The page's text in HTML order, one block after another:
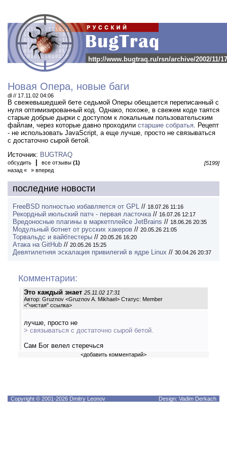
http://www.bugtraq.ru/rsn/archive/2002/11/
Новая Опера, новые баги
dl // 17.11.02 04:06
В свежевышедшей бете седьмой Оперы обещается переписанный с
нуля оптимизированный код. Однако, похоже, в свежем коде таятся
старые добрые дырки с доступом к локальным пользовательским
файлам, через которые давно проходили старшие собратья. Рецепт
- не использовать JavaScript, а еще лучше, просто не связываться
с достаточно сырой бетой.
Источник: BUGTRAQ
обсудить все отзывы (1)
[5199]
назад «
» вперед
последние новости
FreeBSD полностью избавляется от GPL // 18.07.26 11:16
Рекордный июльский патч - первая ласточка// 16.07.26 12:17
Вредоносные плагины в маркетплейсе JetBrains // 18.06.26 20:35
Модульный ботнет от русских хакеров // 20.05.26 21:05
Торвальдс и вайбтестеры // 20.05.26 16:20
Атака на GitHub // 20.05.26 15:25
Девятилетняя эскалация привилегий в ядре Linux // 30.04.26 20:37
Комментарии:
Это каждый знает 25.11.02 17:31
Автор: Gruznov <Gruznov A. Mikhael> Статус: Member
<"чистая" ссылка>
лучше, просто не
> связываться с достаточно сырой бетой.
Сам Бог велел стеречься
<добавить комментарий>
Copyright © 2001-2026 Dmitry Leonov Design: Vadim Derkach